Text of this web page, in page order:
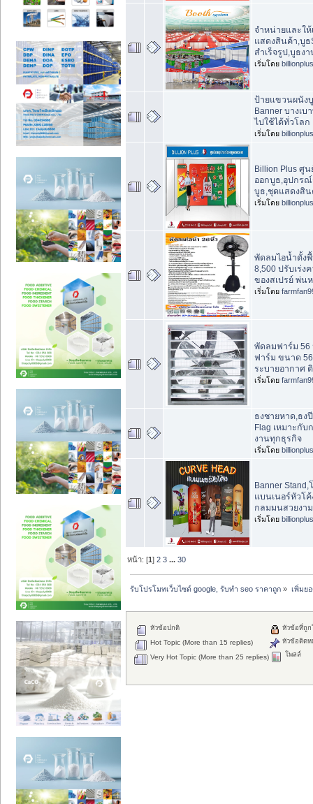
จำหน่ายและใ
แสดงสินค้า,บูธ
สำเร็จรูป,บูธง
เริ่มโดย billionplus
ป้ายแขวนผนัง
Banner บางเบ
ไปใช้ได้ทั่วโลก
เริ่มโดย billionplus
Billion Plus ศู
ออกบูธ,อุปกร
บูธ,ชุดแสดงสิน
เริ่มโดย billionplus
พัดลมไอน้ำตั้ง
8,500 ปรับเร่ง
ของสเปรย์ พ่น
เริ่มโดย
พัดลมฟาร์ม
ฟาร์ม ขนาด
ระบายอากาศ
เริ่มโดย
ธงชายหาด,ธง
Flag เหมาะกับ
งานทุกธุรกิจ
เริ่มโดย billionplus
Banner Stand,
แบนเนอร์หัวโ
กลมมนสวยงาม
เริ่มโดย billionplus
หน้า: [1]2 3 ...30
รับโปรโมทเว็บไซต์ google, รับทำ seo ราคาถูก » เพิ่มย
หัวข้อปกติ
Hot Topic (More than 15 replies)
Very Hot Topic (More than 25 replies)
หัวข้อที่ถู
หัวข้อติดห
โพลล์